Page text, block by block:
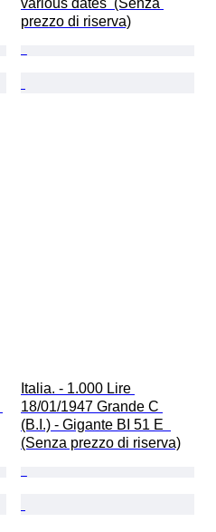
various dates  (Senza
prezzo di riserva)
Italia. - 1.000 Lire
18/01/1947 Grande C
(B.I.) - Gigante BI 51 E
(Senza prezzo di riserva)